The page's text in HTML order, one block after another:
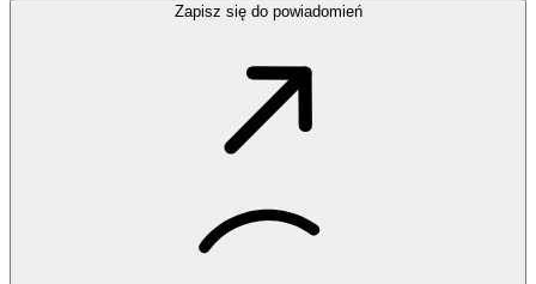
Zapisz się do powiadomień